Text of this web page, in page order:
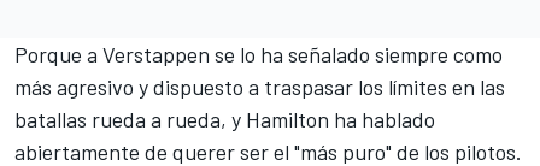
Porque a Verstappen se lo ha señalado siempre como
más agresivo y dispuesto a traspasar los límites en las
batallas rueda a rueda, y Hamilton ha hablado
abiertamente de querer ser el "más puro" de los pilotos.